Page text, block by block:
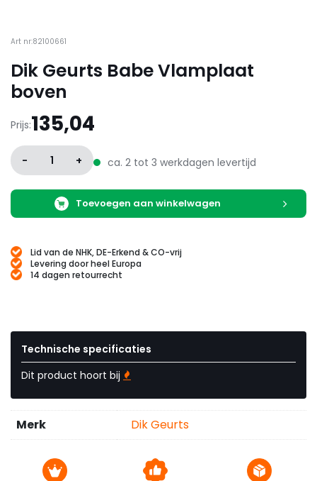
Art nr:82100661
Dik Geurts Babe Vlamplaat
boven
Prijs:135,04
- 1 + ca. 2 tot 3 werkdagen levertijd
Toevoegen aan winkelwagen
Lid van de NHK, DE-Erkend & CO-vrij
Levering door heel Europa
14 dagen retourrecht
Technische specificaties
Dit product hoort bij
Merk Dik Geurts